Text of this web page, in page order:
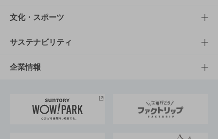
商品一覧
商品発売情報
栄養成分一覧
知る・楽しむTOP
キャンペーン
工場見学
地域情報
文化・スポーツ
文化・スポーツTOP
サントリーホール
サントリーサンバーズ大阪
サステナビリティ
サステナビリティTOP
サントリーが考えるサステナビリティ経営
企業情報
企業概要